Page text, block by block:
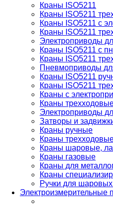
Краны ISO5211
Краны ISO5211
Краны ISO5211 с
Краны ISO5211
Электроприводы
Краны ISO5211 с
Краны ISO5211
Пневмоприводы
Краны ISO5211
Краны ISO5211
Краны с
Краны
Электроприводы
Затворы и
Краны ручные
Краны
Краны шаровые,
Краны газовые
Краны для
Краны
Ручки для
Электроизмерительные